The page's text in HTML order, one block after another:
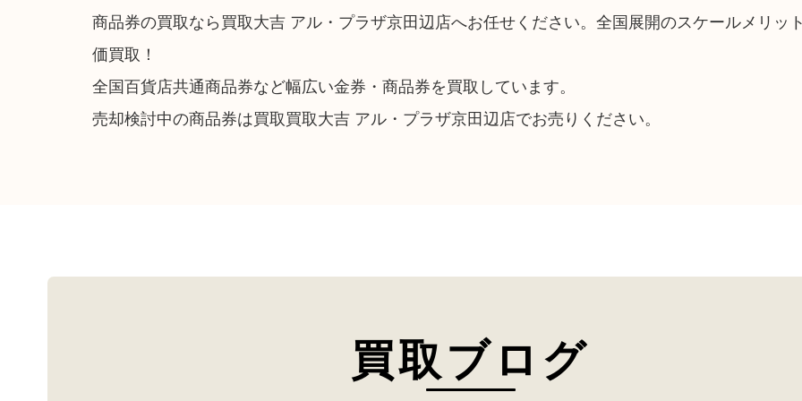
商品券の買取なら買取大吉 アル・プラザ京田辺店へお任せください。全国展開のスケールメリッ
価買取！
全国百貨店共通商品券など幅広い金券・商品券を買取しています。
売却検討中の商品券は買取買取大吉 アル・プラザ京田辺店でお売りください。
買取ブログ